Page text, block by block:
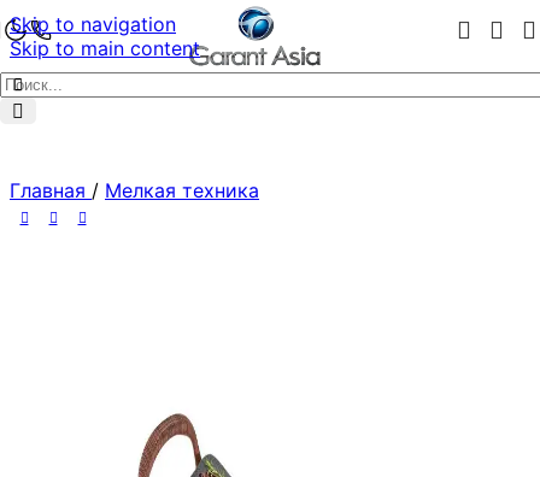
Skip to navigation
Skip to main content
Главная / Мелкая техника